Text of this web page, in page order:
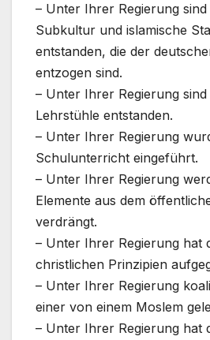
– Unter Ihrer Regierung sind
Subkultur und islamische
entstanden, die der
entzogen sind.
– Unter Ihrer Regierung sind
Lehrstühle entstanden.
– Unter Ihrer Regierung
Schulunterricht eingeführt.
– Unter Ihrer Regierung
Elemente aus dem
verdrängt.
– Unter Ihrer Regierung hat
christlichen Prinzipien
– Unter Ihrer Regierung
einer von einem Moslem
– Unter Ihrer Regierung hat